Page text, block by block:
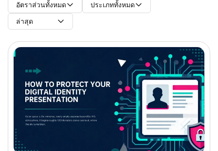
อัตราส่วนทั้งหมด ประเภททั้งหมด
ล่าสุด